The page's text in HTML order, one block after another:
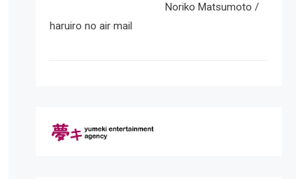
Noriko Matsumoto /
haruiro no air mail